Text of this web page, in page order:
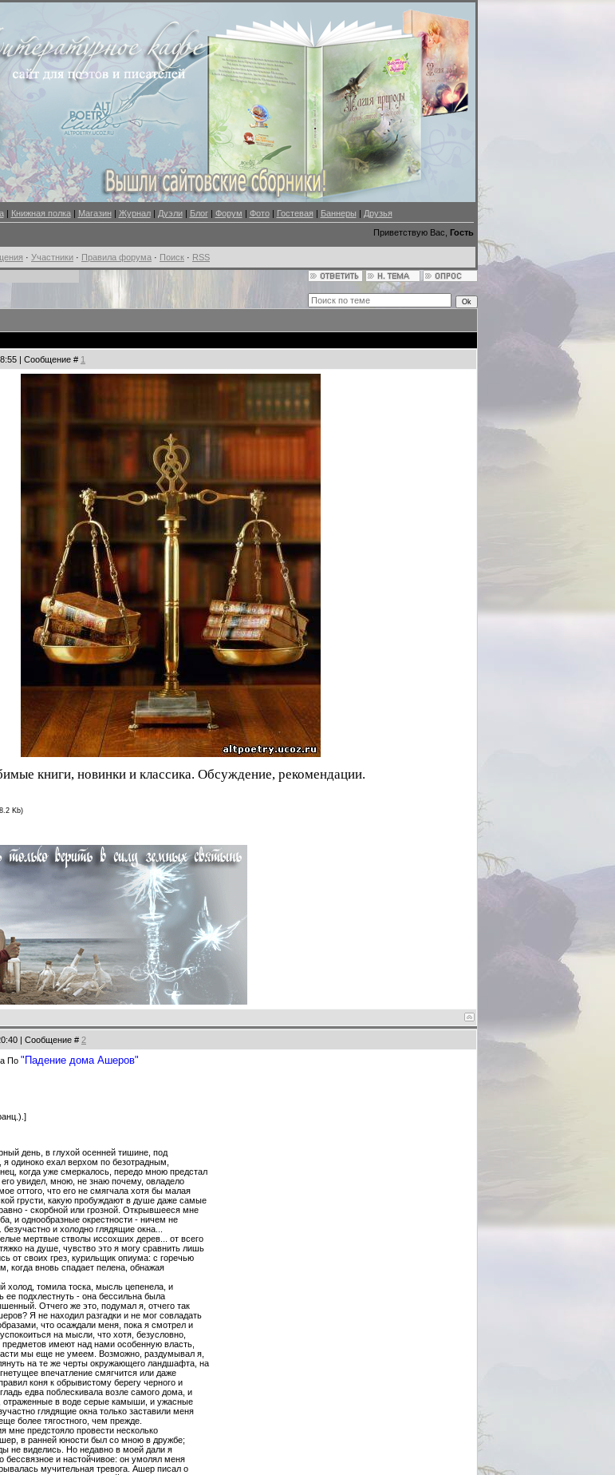
| Книжная полка| Магазин| Журнал| Дуэли| Блог| Форум | Фото| Гостевая | Баннеры | Друзья
Приветствую Вас, Гость
· Участники · Правила форума · Поиск · RSS
| Сообщение # 1
книги, новинки и классика. Обсуждение, рекомендации.
Kb)
| Сообщение # 2
По "Падение дома Ашеров"
день, в глухой осенней тишине, под
одиноко ехал верхом по безотрадным,
когда уже смеркалось, передо мною предстал
увидел, мною, не знаю почему, овладело
оттого, что его не смягчала хотя бы малая
грусти, какую пробуждают в душе даже самые
- скорбной или грозной. Открывшееся мне
и однообразные окрестности - ничем не
и холодно глядящие окна...
мертвые стволы иссохших дерев... от всего
на душе, чувство это я могу сравнить лишь
от своих грез, курильщик опиума: с горечью
когда вновь спадает пелена, обнажая
холод, томила тоска, мысль цепенела, и
ее подхлестнуть - она бессильна была
Отчего же это, подумал я, отчего так
Я не находил разгадки и не мог совладать
что осаждали меня, пока я смотрел и
на мысли, что хотя, безусловно,
имеют над нами особенную власть,
мы еще не умеем. Возможно, раздумывал я,
на те же черты окружающего ландшафта, на
впечатление смягчится или даже
коня к обрывистому берегу черного и
едва поблескивала возле самого дома, и
отраженные в воде серые камыши, и ужасные
глядящие окна только заставили меня
более тягостного, чем прежде.
мне предстояло провести несколько
в ранней юности был со мною в дружбе;
не виделись. Но недавно в моей дали я
бессвязное и настойчивое: он умолял меня
мучительная тревога. Ашер писал о